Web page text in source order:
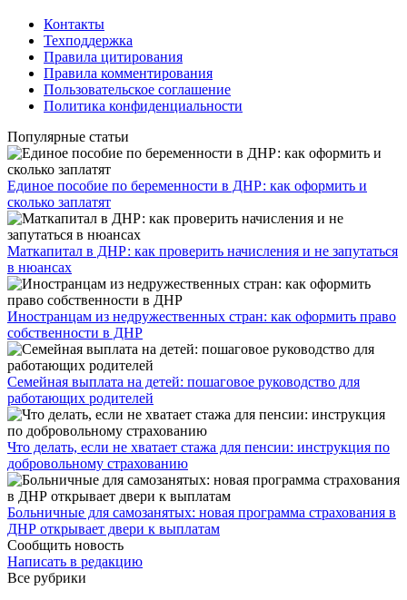
Контакты
Техподдержка
Правила цитирования
Правила комментирования
Пользовательское соглашение
Политика конфиденциальности
Популярные статьи
Единое пособие по беременности в ДНР: как оформить и
сколько заплатят
​Маткапитал в ДНР: как проверить начисления и не запутаться
в нюансах
Иностранцам из недружественных стран: как оформить право
собственности в ДНР
Семейная выплата на детей: пошаговое руководство для
работающих родителей
Что делать, если не хватает стажа для пенсии: инструкция по
добровольному страхованию
Больничные для самозанятых: новая программа страхования в
ДНР открывает двери к выплатам
Сообщить новость
Написать в редакцию
Все рубрики